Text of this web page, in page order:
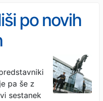
po novih
pa še z
sestanek